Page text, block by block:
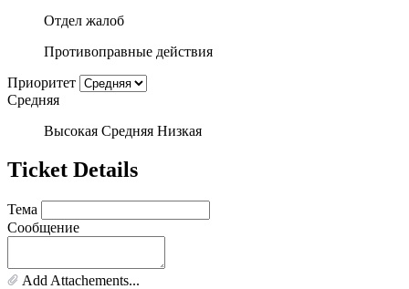
Отдел жалоб
Противоправные действия
Приоритет
Средняя
Высокая Средняя Низкая
Ticket Details
Тема
Сообщение
Add Attachements...